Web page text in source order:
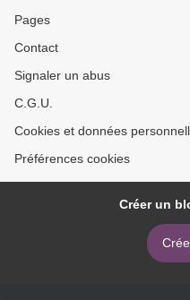
Pages
Contact
Signaler un abus
C.G.U.
Cookies et données
Préférences cookies
Créer un